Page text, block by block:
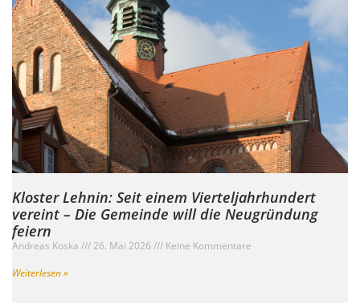
Kloster Lehnin: Seit einem Vierteljahrhundert
vereint – Die Gemeinde will die Neugründung
feiern
Andreas Koska 26. Mai 2026
Keine Kommentare
Weiterlesen »